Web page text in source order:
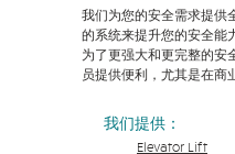
我们为您的安全需求提供
的系统来提升您的安全能
为了更强大和更完整的安
员提供便利，尤其是在商
我们提供：
Elevator Lift